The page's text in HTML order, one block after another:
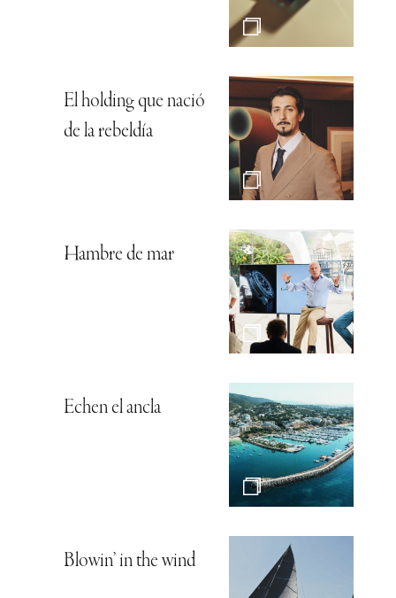
El holding que nació
de la rebeldía
Hambre de mar
Echen el ancla
Blowin’ in the wind